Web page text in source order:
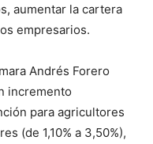
aumentar la cartera
empresarios.
Andrés Forero
incremento
para agricultores
(de 1,10% a 3,50%),